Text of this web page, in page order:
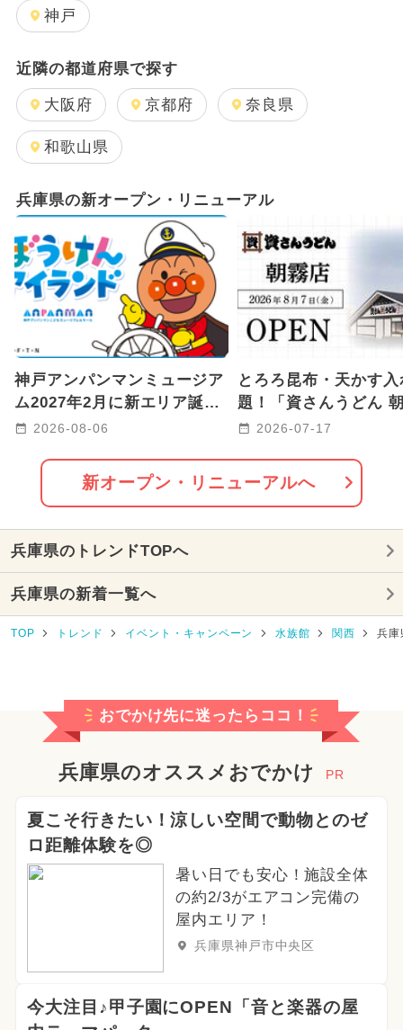
2025年9月のイベント
2025年1月のイベント
2024年12月のイベント
GW(ゴールデンウィーク)
厳選お出かけまとめ
2021年のイベント 2017年のイベント
2016年のイベント
神戸
近隣の都道府県で探す
大阪府 京都府 奈良県
和歌山県
兵庫県の新オープン・リニューアル
神戸アンパンマンミュージア
ム2027年2月に新エリア誕生
へ 海と冒険がテーマ！
2026-08-06
とろろ昆布・天かす入
題！「資さんうどん
店」が明石市に2026
2026-07-17
新オープン・リニューアルへ
兵庫県のトレンドTOPへ
兵庫県の新着一覧へ
TOP トレンド イベント・キャンペーン 水族館 関西 兵庫
おでかけ先に迷ったらココ！
兵庫県のオススメおでかけ PR
夏こそ行きたい！涼しい空間で動物とのゼ
ロ距離体験を◎
暑い日でも安心！施設全体
の約2/3がエアコン完備の
屋内エリア！
兵庫県神戸市中央区
今大注目♪甲子園にOPEN「音と楽器の屋